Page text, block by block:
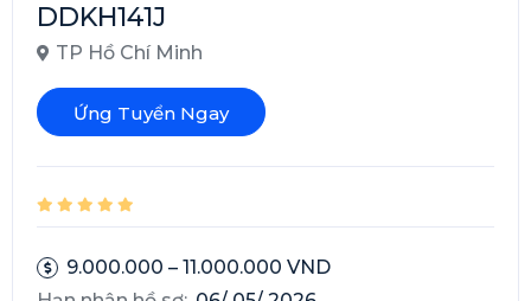
DDKH141J
TP Hồ Chí Minh
Ứng Tuyển Ngay
9.000.000 – 11.000.000 VND